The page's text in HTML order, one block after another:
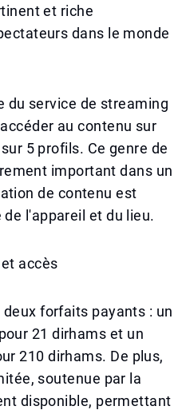
et riche
dans le monde
du service de streaming
au contenu sur
5 profils. Ce genre de
important dans un
de contenu est
l'appareil et du lieu.
accès
forfaits payants : un
21 dirhams et un
210 dirhams. De plus,
soutenue par la
disponible, permettant